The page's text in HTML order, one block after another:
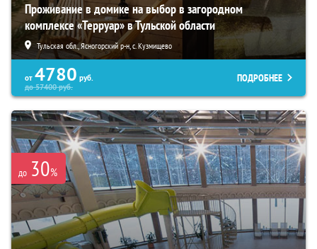
Проживание в домике на выбор в загородном
комплексе «Терруар» в Тульской области
Тульская обл., Ясногорский р-н, с. Кузмищево
от 4780 руб.
до57400руб.
ПОДРОБНЕЕ
до 30%